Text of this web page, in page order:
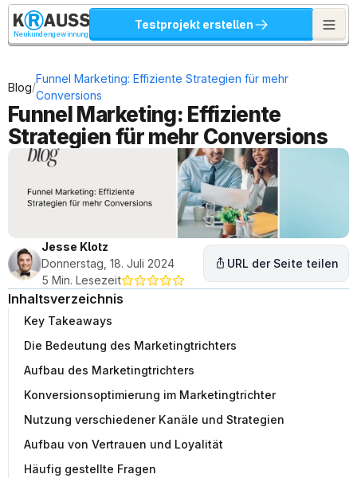
Neukundengewinnung
Testprojekt erstellen
Blog/
Funnel Marketing: Effiziente Strategien für mehr
Conversions
Funnel Marketing: Effiziente
Strategien für mehr Conversions
Jesse Klotz
Donnerstag, 18. Juli 2024
5 Min. Lesezeit
URL der Seite teilen
Inhaltsverzeichnis
Key Takeaways
Die Bedeutung des Marketingtrichters
Aufbau des Marketingtrichters
Konversionsoptimierung im Marketingtrichter
Nutzung verschiedener Kanäle und Strategien
Aufbau von Vertrauen und Loyalität
Häufig gestellte Fragen